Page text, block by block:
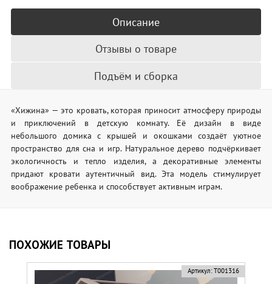
Описание
Отзывы о товаре
Подъём и сборка
«Хижина» — это кровать, которая приносит атмосферу природы
и приключений в детскую комнату. Её дизайн в виде
небольшого домика с крышей и окошками создаёт уютное
пространство для сна и игр. Натуральное дерево подчёркивает
экологичность и тепло изделия, а декоративные элементы
придают кровати аутентичный вид. Эта модель стимулирует
воображение ребенка и способствует активным играм.
ПОХОЖИЕ ТОВАРЫ
Артикул: Т001316